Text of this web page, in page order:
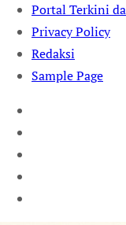
Portal Terkini
Privacy Policy
Redaksi
Sample Page